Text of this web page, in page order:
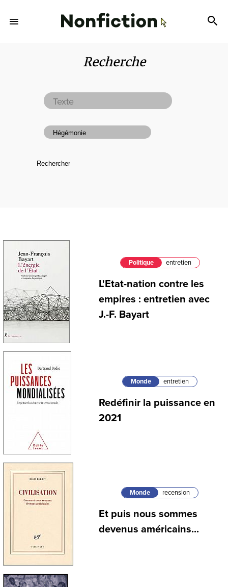
Recherche
Politique entretien
L'Etat-nation contre les
empires : entretien avec
J.-F. Bayart
Monde entretien
Redéfinir la puissance en
2021
Monde recension
Et puis nous sommes
devenus américains...